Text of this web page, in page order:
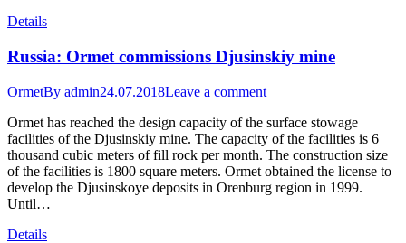
Details
Russia: Ormet commissions Djusinskiy mine
OrmetBy admin24.07.2018Leave a comment
Ormet has reached the design capacity of the surface stowage
facilities of the Djusinskiy mine. The capacity of the facilities is 6
thousand cubic meters of fill rock per month. The construction size
of the facilities is 1800 square meters. Ormet obtained the license to
develop the Djusinskoye deposits in Orenburg region in 1999.
Until…
Details